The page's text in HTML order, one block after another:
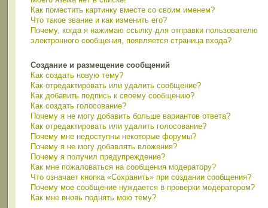
Как поместить картинку вместе со своим именем?
Что такое звание и как изменить его?
Почему, когда я нажимаю ссылку для отправки пользователю
электронного сообщения, появляется страница входа?
Создание и размещение сообщений
Как создать новую тему?
Как отредактировать или удалить сообщение?
Как добавить подпись к своему сообщению?
Как создать голосование?
Почему я не могу добавить больше вариантов ответа?
Как отредактировать или удалить голосование?
Почему мне недоступны некоторые форумы?
Почему я не могу добавлять вложения?
Почему я получил предупреждение?
Как мне пожаловаться на сообщения модератору?
Что означает кнопка «Сохранить» при создании сообщения?
Почему мое сообщение нуждается в проверки модератором?
Как мне вновь поднять мою тему?